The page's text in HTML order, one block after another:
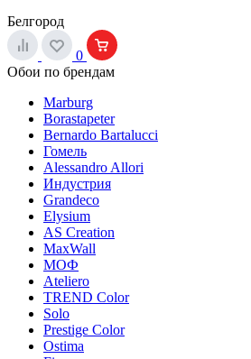
Белгород
0
Обои по брендам
Marburg
Borastapeter
Bernardo Bartalucci
Гомель
Alessandro Allori
Индустрия
Grandeco
Elysium
AS Creation
MaxWall
МОФ
Ateliero
TREND Color
Solo
Prestige Color
Ostima